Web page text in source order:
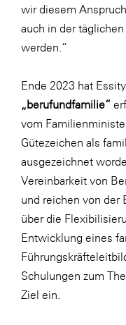
Media
wir diesem
auch in der
werden.“
Ende 2023 hat
„berufundfamilie“
vom
Gütezeichen als
ausgezeichnet
Vereinbarkeit von
und reichen von der
über die
Entwicklung eines
Schulungen zum
Ziel ein.